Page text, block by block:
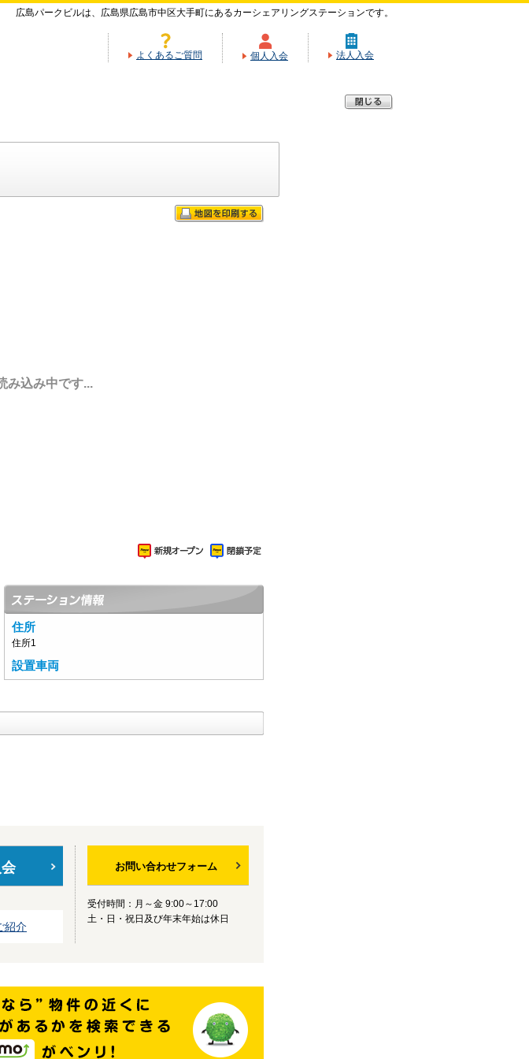
広島パークビルは、広島県広島市中区大手町にあるカーシェアリングステーションです。
よくあるご質問 個人入会 法人入会
み込み中です...
住所
住所1
設置車両
紹介
お問い合わせフォーム
受付時間：月～金 9:00～17:00
土・日・祝日及び年末年始は休日